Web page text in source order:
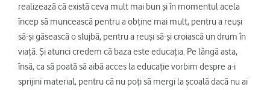
realizează că există ceva mult mai bun și în momentul acela
încep să muncească pentru a obține mai mult, pentru a reuși
să-și găsească o slujbă, pentru a reuși să-și croiască un drum în
viață. Și atunci credem că baza este educația. Pe lângă asta,
însă, ca să poată să aibă acces la educație vorbim despre a-i
sprijini material, pentru că nu poți să mergi la școală dacă nu ai